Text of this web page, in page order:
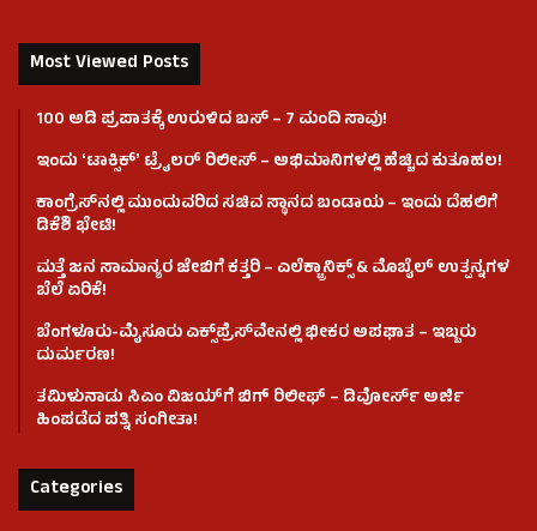
Most Viewed Posts
100 ಅಡಿ ಪ್ರಪಾತಕ್ಕೆ ಉರುಳಿದ ಬಸ್‌ – 7 ಮಂದಿ ಸಾವು!
ಇಂದು ʻಟಾಕ್ಸಿಕ್ʼ ಟ್ರೈಲರ್ ರಿಲೀಸ್‌ – ಅಭಿಮಾನಿಗಳಲ್ಲಿ ಹೆಚ್ಚಿದ ಕುತೂಹಲ!
ಕಾಂಗ್ರೆಸ್​ನಲ್ಲಿ ಮುಂದುವರಿದ ಸಚಿವ ಸ್ಥಾನದ ಬಂಡಾಯ – ಇಂದು ದೆಹಲಿಗೆ
ಡಿಕೆಶಿ ಭೇಟಿ!
ಮತ್ತೆ ಜನ ಸಾಮಾನ್ಯರ ಜೇಬಿಗೆ ಕತ್ತರಿ – ಎಲೆಕ್ಟ್ರಾನಿಕ್ಸ್ & ಮೊಬೈಲ್ ಉತ್ಪನ್ನಗಳ
ಬೆಲೆ ಏರಿಕೆ!
ಬೆಂಗಳೂರು-ಮೈಸೂರು ಎಕ್ಸ್‌ಪ್ರೆಸ್‌ವೇನಲ್ಲಿ ಭೀಕರ ಅಪಘಾತ – ಇಬ್ಬರು
ದುರ್ಮರಣ!
ತಮಿಳುನಾಡು ಸಿಎಂ ವಿಜಯ್‌ಗೆ ಬಿಗ್ ರಿಲೀಫ್ – ಡಿವೋರ್ಸ್ ಅರ್ಜಿ
ಹಿಂಪಡೆದ ಪತ್ನಿ ಸಂಗೀತಾ!
Categories